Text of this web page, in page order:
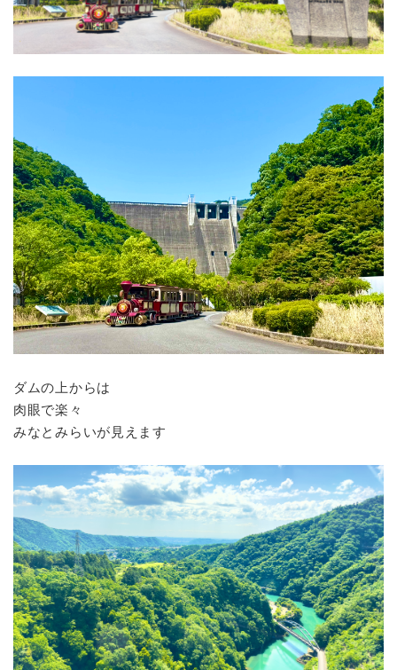
ダムの上からは
肉眼で楽々
みなとみらいが見えます